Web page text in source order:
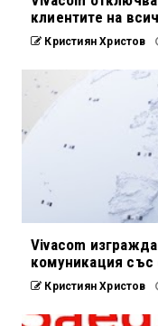
клиентите на
Кристиян Христов
Vivacom
комуникация със
Кристиян Христов